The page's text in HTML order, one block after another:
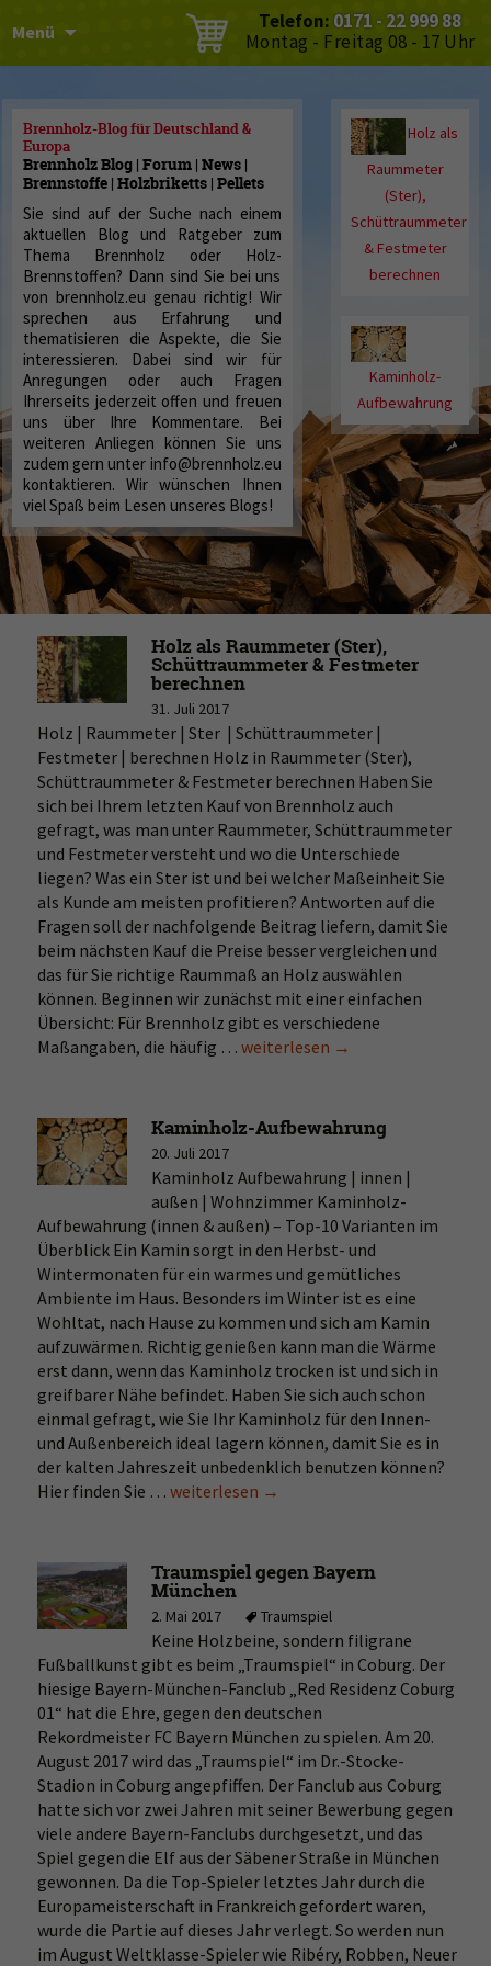
Menü Telefon: 0171 - 22 999 88
Montag - Freitag 08 - 17 Uhr
Brennholz-Blog für Deutschland &
Europa
Brennholz Blog | Forum | News |
Brennstoffe | Holzbriketts | Pellets
Sie sind auf der Suche nach einem
aktuellen Blog und Ratgeber zum
Thema Brennholz oder Holz-
Brennstoffen? Dann sind Sie bei uns
von brennholz.eu genau richtig! Wir
sprechen aus Erfahrung und
thematisieren die Aspekte, die Sie
interessieren. Dabei sind wir für
Anregungen oder auch Fragen
Ihrerseits jederzeit offen und freuen
uns über Ihre Kommentare. Bei
weiteren Anliegen können Sie uns
zudem gern unter info@brennholz.eu
kontaktieren. Wir wünschen Ihnen
viel Spaß beim Lesen unseres Blogs!
Holz als
Raummeter
(Ster),
Schüttraummeter
& Festmeter
berechnen
Kaminholz-
Aufbewahrung
Holz als Raummeter (Ster),
Schüttraummeter & Festmeter
berechnen
31. Juli 2017
Holz | Raummeter | Ster | Schüttraummeter |
Festmeter | berechnen Holz in Raummeter (Ster),
Schüttraummeter & Festmeter berechnen Haben Sie
sich bei Ihrem letzten Kauf von Brennholz auch
gefragt, was man unter Raummeter, Schüttraummeter
und Festmeter versteht und wo die Unterschiede
liegen? Was ein Ster ist und bei welcher Maßeinheit Sie
als Kunde am meisten profitieren? Antworten auf die
Fragen soll der nachfolgende Beitrag liefern, damit Sie
beim nächsten Kauf die Preise besser vergleichen und
das für Sie richtige Raummaß an Holz auswählen
können. Beginnen wir zunächst mit einer einfachen
Übersicht: Für Brennholz gibt es verschiedene
Maßangaben, die häufig …Holz
(Ster),
Schüttraummeter
&
Festmeter
berechnen
weiterlesen →
Kaminholz-Aufbewahrung
20. Juli 2017
Kaminholz Aufbewahrung | innen |
außen | Wohnzimmer Kaminholz-
Aufbewahrung (innen & außen) – Top-10 Varianten im
Überblick Ein Kamin sorgt in den Herbst- und
Wintermonaten für ein warmes und gemütliches
Ambiente im Haus. Besonders im Winter ist es eine
Wohltat, nach Hause zu kommen und sich am Kamin
aufzuwärmen. Richtig genießen kann man die Wärme
erst dann, wenn das Kaminholz trocken ist und sich in
greifbarer Nähe befindet. Haben Sie sich auch schon
einmal gefragt, wie Sie Ihr Kaminholz für den Innen-
und Außenbereich ideal lagern können, damit Sie es in
der kalten Jahreszeit unbedenklich benutzen können?
Hier finden Sie …Kaminholz-
weiterlesen →
Traumspiel gegen Bayern
München
2. Mai 2017 Traumspiel
Keine Holzbeine, sondern filigrane
Fußballkunst gibt es beim „Traumspiel“ in Coburg. Der
hiesige Bayern-München-Fanclub „Red Residenz Coburg
01“ hat die Ehre, gegen den deutschen
Rekordmeister FC Bayern München zu spielen. Am 20.
August 2017 wird das „Traumspiel“ im Dr.-Stocke-
Stadion in Coburg angepfiffen. Der Fanclub aus Coburg
hatte sich vor zwei Jahren mit seiner Bewerbung gegen
viele andere Bayern-Fanclubs durchgesetzt, und das
Spiel gegen die Elf aus der Säbener Straße in München
gewonnen. Da die Top-Spieler letztes Jahr durch die
Europameisterschaft in Frankreich gefordert waren,
wurde die Partie auf dieses Jahr verlegt. So werden nun
im August Weltklasse-Spieler wie Ribéry, Robben, Neuer